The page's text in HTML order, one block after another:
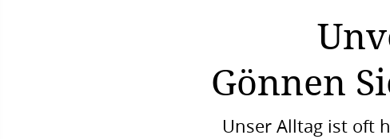
Gönnen
Unser Alltag ist oft